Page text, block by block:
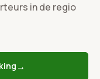
in de regio
→